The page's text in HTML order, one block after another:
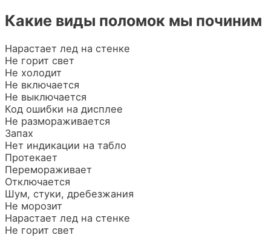
Какие виды поломок мы починим
Нарастает лед на стенке
Не горит свет
Не холодит
Не включается
Не выключается
Код ошибки на дисплее
Не размораживается
Запах
Нет индикации на табло
Протекает
Перемораживает
Отключается
Шум, стуки, дребезжания
Не морозит
Нарастает лед на стенке
Не горит свет